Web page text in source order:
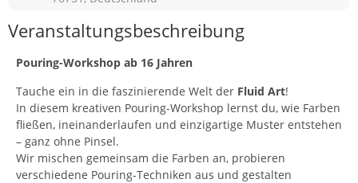
Veranstaltungsbeschreibung
Pouring-Workshop ab 16 Jahren
Tauche ein in die faszinierende Welt der Fluid Art!
In diesem kreativen Pouring-Workshop lernst du, wie Farben
fließen, ineinanderlaufen und einzigartige Muster entstehen
– ganz ohne Pinsel.
Wir mischen gemeinsam die Farben an, probieren
verschiedene Pouring-Techniken aus und gestalten